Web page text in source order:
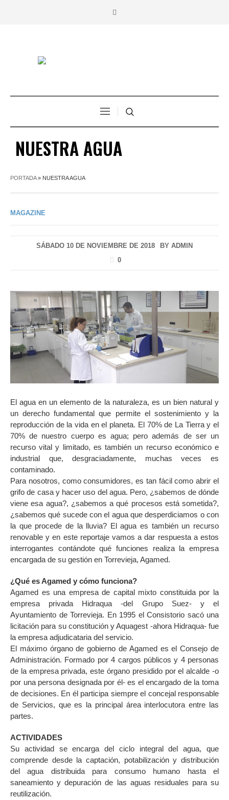
NUESTRA AGUA
PORTADA» NUESTRA AGUA
MAGAZINE
SÁBADO 10 DE NOVIEMBRE DE 2018 BY ADMIN
0
El agua en un elemento de la naturaleza, es un bien natural y
un derecho fundamental que permite el sostenimiento y la
reproducción de la vida en el planeta. El 70% de La Tierra y el
70% de nuestro cuerpo es agua; pero además de ser un
recurso vital y limitado, es también un recurso económico e
industrial que, desgraciadamente, muchas veces es
contaminado.
Para nosotros, como consumidores, es tan fácil como abrir el
grifo de casa y hacer uso del agua. Pero, ¿sabemos de dónde
viene esa agua?, ¿sabemos a qué procesos está sometida?,
¿sabemos qué sucede con el agua que desperdiciamos o con
la que procede de la lluvia? El agua es también un recurso
renovable y en este reportaje vamos a dar respuesta a estos
interrogantes contándote qué funciones realiza la empresa
encargada de su gestión en Torrevieja, Agamed.
¿Qué es Agamed y cómo funciona?
Agamed es una empresa de capital mixto constituida por la
empresa privada Hidraqua -del Grupo Suez- y el
Ayuntamiento de Torrevieja. En 1995 el Consistorio sacó una
licitación para su constitución y Aquagest -ahora Hidraqua- fue
la empresa adjudicataria del servicio.
El máximo órgano de gobierno de Agamed es el Consejo de
Administración. Formado por 4 cargos públicos y 4 personas
de la empresa privada, este órgano presidido por el alcalde -o
por una persona designada por él- es el encargado de la toma
de decisiones. En él participa siempre el concejal responsable
de Servicios, que es la principal área interlocutora entre las
partes.
ACTIVIDADES
Su actividad se encarga del ciclo integral del agua, que
comprende desde la captación, potabilización y distribución
del agua distribuida para consumo humano hasta el
saneamiento y depuración de las aguas residuales para su
reutilización.